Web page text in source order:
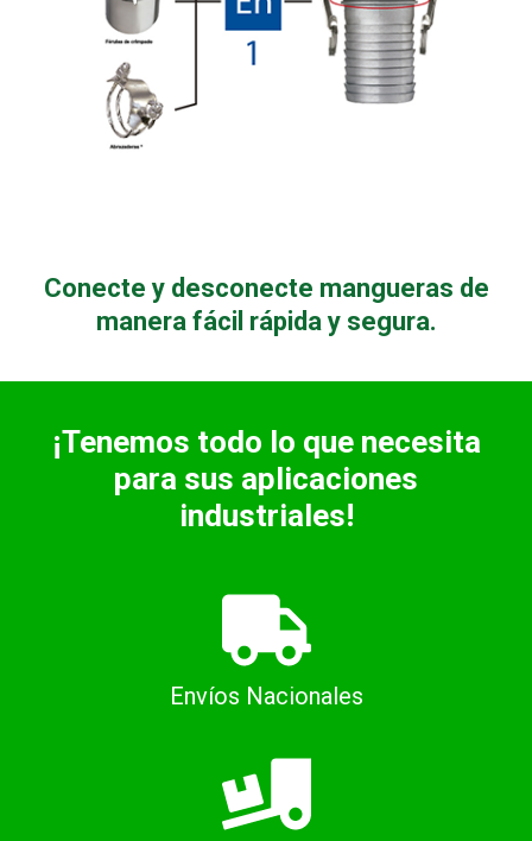
Conecte y desconecte mangueras de
manera fácil rápida y segura.
¡Tenemos todo lo que necesita
para sus aplicaciones
industriales!
Envíos Nacionales